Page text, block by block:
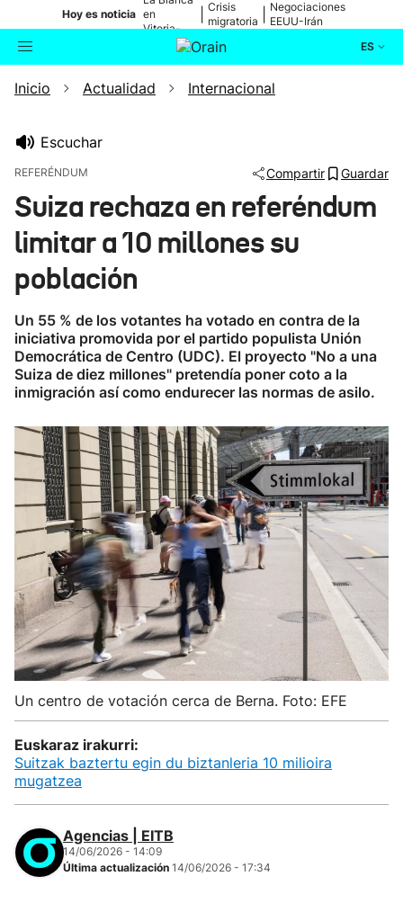
Hoy es noticia en
Vitoria-
Gasteiz
Crisis
migratoria
Negociaciones
EEUU-Irán
ES
Buscador Actualidad
Ikusmiran
Inicio Actualidad Internacional
Escuchar
REFERÉNDUM Compartir Guardar
Suiza rechaza en referéndum
limitar a 10 millones su
población
Un 55 % de los votantes ha votado en contra de la
iniciativa promovida por el partido populista Unión
Democrática de Centro (UDC). El proyecto "No a una
Suiza de diez millones" pretendía poner coto a la
inmigración así como endurecer las normas de asilo.
Un centro de votación cerca de Berna. Foto: EFE
Euskaraz irakurri:
Suitzak baztertu egin du biztanleria 10 milioira
mugatzea
Agencias | EITB
14/06/2026 - 14:09
Última actualización 14/06/2026 - 17:34